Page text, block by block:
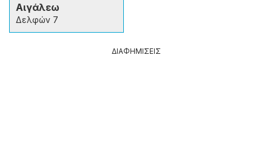
Αιγάλεω
Δελφών 7
ΔΙΑΦΗΜΙΣΕΙΣ